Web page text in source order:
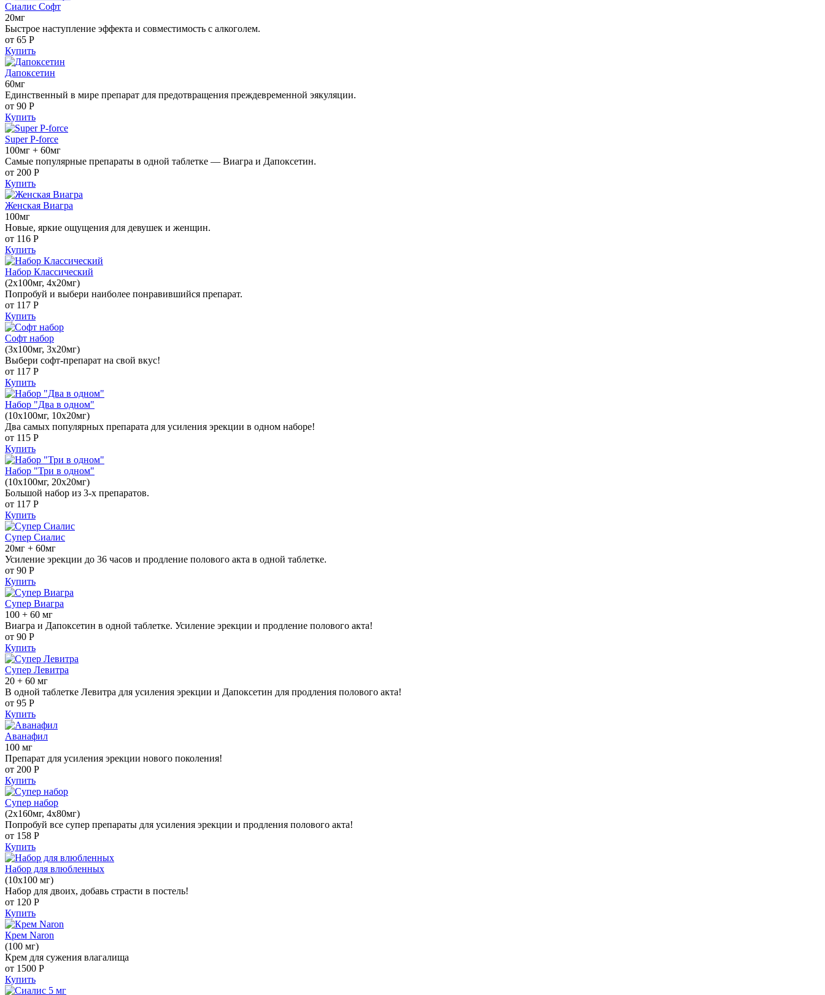
Сиалис Софт
20мг
Быстрое наступление эффекта и совместимость с алкоголем.
от 65 Р
Купить
Дапоксетин
60мг
Единственный в мире препарат для предотвращения преждевременной эякуляции.
от 90 Р
Купить
Super P-force
100мг + 60мг
Самые популярные препараты в одной таблетке — Виагра и Дапоксетин.
от 200 Р
Купить
Женская Виагра
100мг
Новые, яркие ощущения для девушек и женщин.
от 116 Р
Купить
Набор Классический
(2x100мг, 4x20мг)
Попробуй и выбери наиболее понравившийся препарат.
от 117 Р
Купить
Софт набор
(3x100мг, 3x20мг)
Выбери софт-препарат на свой вкус!
от 117 Р
Купить
Набор "Два в одном"
(10x100мг, 10x20мг)
Два самых популярных препарата для усиления эрекции в одном наборе!
от 115 Р
Купить
Набор "Три в одном"
(10x100мг, 20x20мг)
Большой набор из 3-х препаратов.
от 117 Р
Купить
Супер Сиалис
20мг + 60мг
Усиление эрекции до 36 часов и продление полового акта в одной таблетке.
от 90 Р
Купить
Супер Виагра
100 + 60 мг
Виагра и Дапоксетин в одной таблетке. Усиление эрекции и продление полового акта!
от 90 Р
Купить
Супер Левитра
20 + 60 мг
В одной таблетке Левитра для усиления эрекции и Дапоксетин для продления полового акта!
от 95 Р
Купить
Аванафил
100 мг
Препарат для усиления эрекции нового поколения!
от 200 Р
Купить
Супер набор
(2х160мг, 4х80мг)
Попробуй все супер препараты для усиления эрекции и продления полового акта!
от 158 Р
Купить
Набор для влюбленных
(10х100 мг)
Набор для двоих, добавь страсти в постель!
от 120 Р
Купить
Крем Naron
(100 мг)
Крем для сужения влагалища
от 1500 Р
Купить